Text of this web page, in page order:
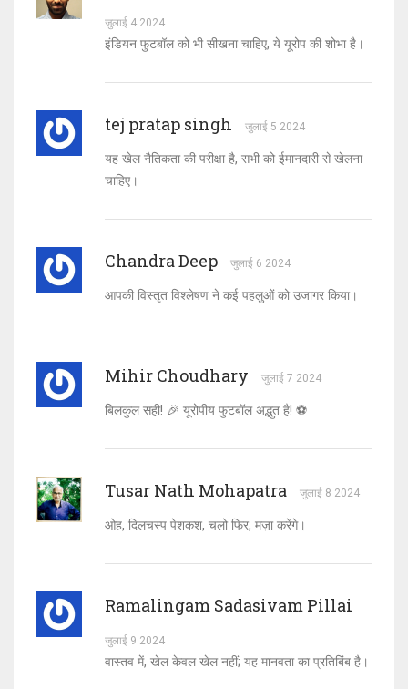
जुलाई 4 2024
इंडियन फुटबॉल को भी सीखना चाहिए, ये यूरोप की शोभा है।
tej pratap singh जुलाई 5 2024
यह खेल नैतिकता की परीक्षा है, सभी को ईमानदारी से खेलना
चाहिए।
Chandra Deep जुलाई 6 2024
आपकी विस्तृत विश्लेषण ने कई पहलुओं को उजागर किया।
Mihir Choudhary जुलाई 7 2024
बिलकुल सही! 🎉 यूरोपीय फुटबॉल अद्भुत है! ⚽
Tusar Nath Mohapatra जुलाई 8 2024
ओह, दिलचस्प पेशकश, चलो फिर, मज़ा करेंगे।
Ramalingam Sadasivam Pillai
जुलाई 9 2024
वास्तव में, खेल केवल खेल नहीं; यह मानवता का प्रतिबिंब है।